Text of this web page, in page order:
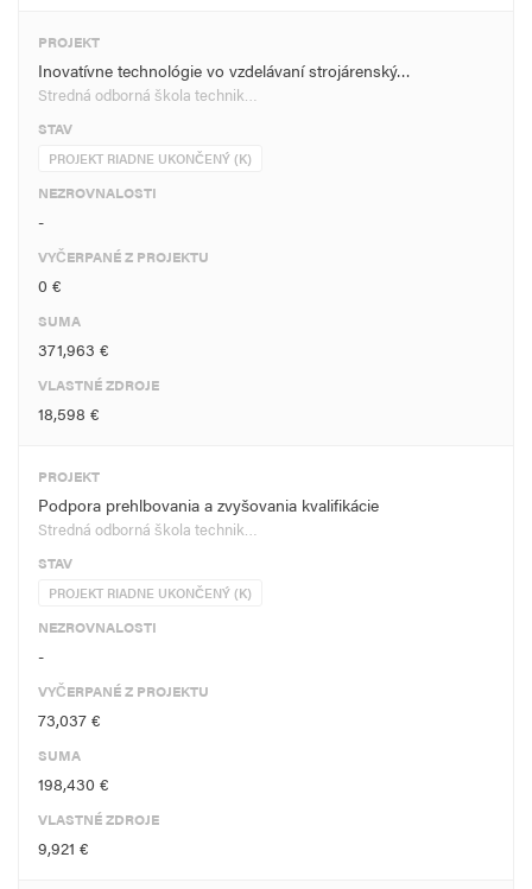
PROJEKT
Inovatívne technológie vo vzdelávaní strojárenský…
Stredná odborná škola technik…
STAV
PROJEKT RIADNE UKONČENÝ (K)
NEZROVNALOSTI
-
VYČERPANÉ Z PROJEKTU
0 €
SUMA
371,963 €
VLASTNÉ ZDROJE
18,598 €
PROJEKT
Podpora prehlbovania a zvyšovania kvalifikácie
Stredná odborná škola technik…
STAV
PROJEKT RIADNE UKONČENÝ (K)
NEZROVNALOSTI
-
VYČERPANÉ Z PROJEKTU
73,037 €
SUMA
198,430 €
VLASTNÉ ZDROJE
9,921 €